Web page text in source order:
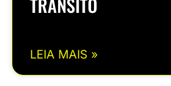
LEIA MAIS »